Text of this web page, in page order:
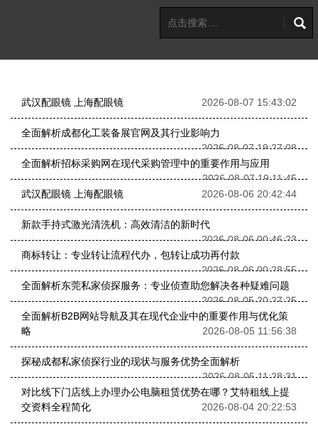
武汉配眼镜 上海配眼镜 2026-08-07 15:43:02
全面解析成都化工装备展官网及其行业影响力
2026-08-07 19:27:08
全面解析招标采购网在现代采购管理中的重要作用与应用
2026-08-07 19:11:45
武汉配眼镜 上海配眼镜
2026-08-06 20:42:44
新款手持式激光清洗机：高效清洁的新时代
2026-08-06 00:46:23
商标转让：专业转让流程代办，包转让成功再付款
2026-08-06 00:28:55
全面解析东莞私家侦探服务：专业侦查助您解决各种疑难问题
2026-08-05 20:27:25
全面解析B2B网站导航及其在现代企业中的重要作用与优化策
略
2026-08-05 11:56:38
探秘成都私家侦探行业的现状与服务优势全面解析
2026-08-05 11:28:31
对比线下门店线上办理办公电脑租赁优势在哪？艾特租线上提
交资料全程简化
2026-08-04 20:22:53